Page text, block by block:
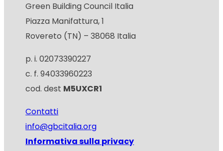
Green Building Council Italia
Piazza Manifattura, 1
Rovereto (TN) – 38068 Italia
p. i. 02073390227
c. f. 94033960223
cod. dest M5UXCR1
Contatti
info@gbcitalia.org
Informativa sulla privacy